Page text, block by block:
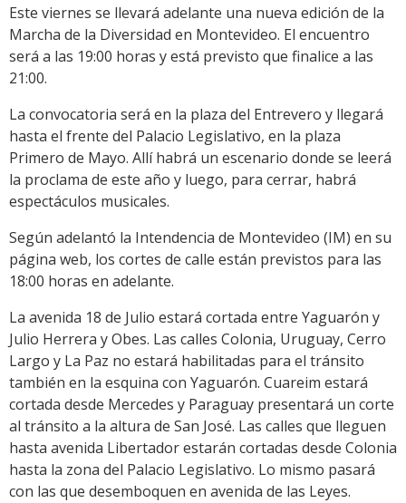
Link
Este viernes se llevará adelante una nueva edición de la
Marcha de la Diversidad en Montevideo. El encuentro
será a las 19:00 horas y está previsto que finalice a las
21:00.
La convocatoria será en la plaza del Entrevero y llegará
hasta el frente del Palacio Legislativo, en la plaza
Primero de Mayo. Allí habrá un escenario donde se leerá
la proclama de este año y luego, para cerrar, habrá
espectáculos musicales.
Según adelantó la Intendencia de Montevideo (IM) en su
página web, los cortes de calle están previstos para las
18:00 horas en adelante.
La avenida 18 de Julio estará cortada entre Yaguarón y
Julio Herrera y Obes. Las calles Colonia, Uruguay, Cerro
Largo y La Paz no estará habilitadas para el tránsito
también en la esquina con Yaguarón. Cuareim estará
cortada desde Mercedes y Paraguay presentará un corte
al tránsito a la altura de San José. Las calles que lleguen
hasta avenida Libertador estarán cortadas desde Colonia
hasta la zona del Palacio Legislativo. Lo mismo pasará
con las que desemboquen en avenida de las Leyes.